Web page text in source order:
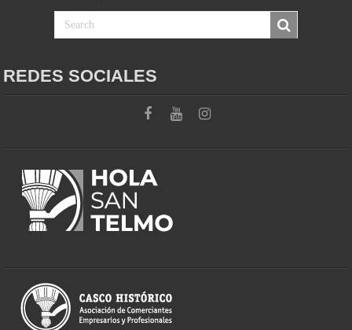
REDES SOCIALES